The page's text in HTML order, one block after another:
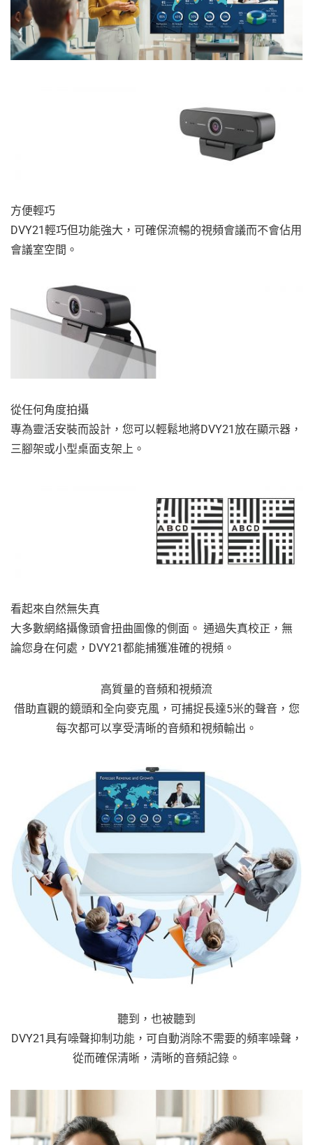
方便輕巧
DVY21輕巧但功能強大，可確保流暢的視頻會議而不會佔用
會議室空間。
從任何角度拍攝
專為靈活安裝而設計，您可以輕鬆地將DVY21放在顯示器，
三腳架或小型桌面支架上。
看起來自然無失真
大多數網絡攝像頭會扭曲圖像的側面。 通過失真校正，無
論您身在何處，DVY21都能捕獲准確的視頻。
高質量的音頻和視頻流
借助直觀的鏡頭和全向麥克風，可捕捉長達5米的聲音，您
每次都可以享受清晰的音頻和視頻輸出。
聽到，也被聽到
DVY21具有噪聲抑制功能，可自動消除不需要的頻率噪聲，
從而確保清晰，清晰的音頻記錄。